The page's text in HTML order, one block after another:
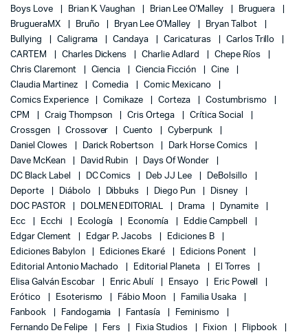
Boys Love
Brian K. Vaughan Brian Lee O'Malley
Bruguera
BrugueraMX
Bruño Bryan Lee O'Malley
Bryan Talbot
Bullying
Caligrama Candaya Caricaturas
Carlos Trillo
CARTEM
Charles Dickens Charlie Adlard
Chepe Ríos
Chris Claremont
Ciencia Ciencia Ficción
Cine
Claudia Martinez
Comedia
Comic Mexicano
Comics Experience
Comikaze Corteza
Costumbrismo
CPM
Craig Thompson Cris Ortega
Crítica Social
Crossgen
Crossover Cuento
Cyberpunk
Daniel Clowes
Darick Robertson
Dark Horse Comics
Dave McKean
David Rubin
Days Of Wonder
DC Black Label
DC Comics Deb JJ Lee
DeBolsillo
Deporte
Diábolo Dibbuks Diego Pun
Disney
DOC PASTOR
DOLMEN EDITORIAL Drama
Dynamite
Ecc
Ecchi Ecología Economía
Eddie Campbell
Edgar Clement
Edgar P. Jacobs
Ediciones B
Ediciones Babylon
Ediciones Ekaré
Edicions Ponent
Editorial Antonio Machado
Editorial Planeta
El Torres
Elisa Galván Escobar
Enric Abulí Ensayo
Eric Powell
Erótico
Esoterismo Fábio Moon
Familia Usaka
Fanbook
Fandogamia Fantasía
Feminismo
Fernando De Felipe
Fers Fixia Studios Fixion
Flipbook